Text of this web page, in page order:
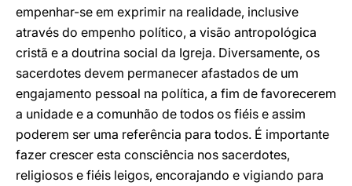
empenhar-se em exprimir na realidade, inclusive
através do empenho político, a visão antropológica
cristã e a doutrina social da Igreja. Diversamente, os
sacerdotes devem permanecer afastados de um
engajamento pessoal na política, a fim de favorecerem
a unidade e a comunhão de todos os fiéis e assim
poderem ser uma referência para todos. É importante
fazer crescer esta consciência nos sacerdotes,
religiosos e fiéis leigos, encorajando e vigiando para